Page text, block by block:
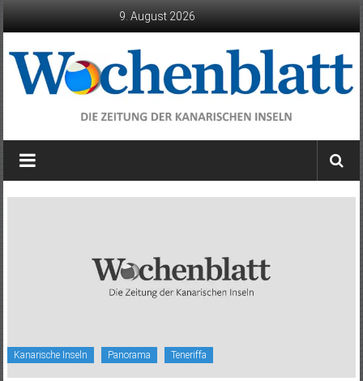
9. August 2026
Wochenblatt
die
Kanarische Inseln Panorama Teneriffa